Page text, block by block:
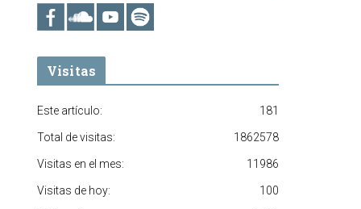
Visitas
181
Este artículo:
1862578
Total de visitas:
11986
Visitas en el mes:
100
Visitas de hoy: